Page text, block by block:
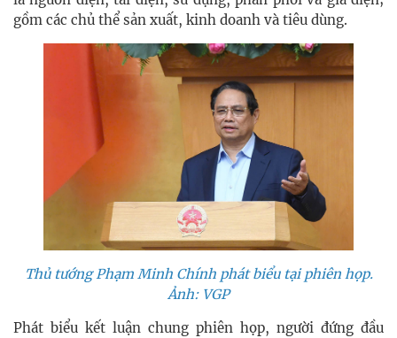
gồm các chủ thể sản xuất, kinh doanh và tiêu dùng.
Thủ tướng Phạm Minh Chính phát biểu tại phiên họp.
Ảnh: VGP
Phát biểu kết luận chung phiên họp, người đứng đầu